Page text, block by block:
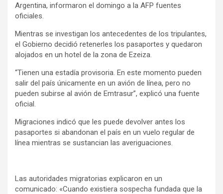
Argentina, informaron el domingo a la AFP fuentes
oficiales.
Mientras se investigan los antecedentes de los tripulantes,
el Gobierno decidió retenerles los pasaportes y quedaron
alojados en un hotel de la zona de Ezeiza.
“Tienen una estadía provisoria. En este momento pueden
salir del país únicamente en un avión de línea, pero no
pueden subirse al avión de Emtrasur”, explicó una fuente
oficial.
Migraciones indicó que les puede devolver antes los
pasaportes si abandonan el país en un vuelo regular de
línea mientras se sustancian las averiguaciones.
Las autoridades migratorias explicaron en un
comunicado: «Cuando existiera sospecha fundada que la